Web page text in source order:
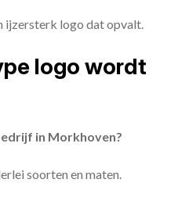
ijzersterk logo dat opvalt.
logo wordt
in Morkhoven?
soorten en maten.